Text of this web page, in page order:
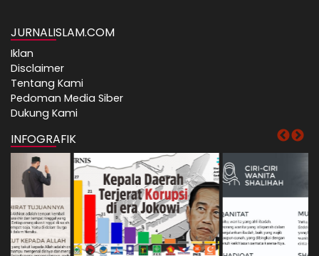
JURNALISLAM.COM
Iklan
Disclaimer
Tentang Kami
Pedoman Media Siber
Dukung Kami
INFOGRAFIK